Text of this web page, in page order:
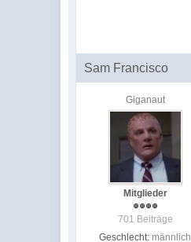
Sam Francisco
Giganaut
Mitglieder
701 Beiträge
Geschlecht: männlich